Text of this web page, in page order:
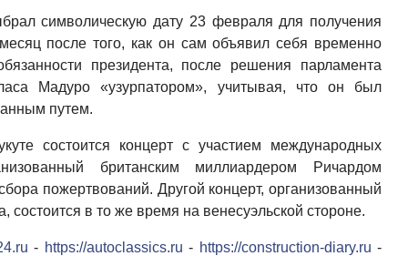
символическую дату 23 февраля для получения
после того, как он сам объявил себя временно
президента, после решения парламента
Мадуро «узурпатором», учитывая, что он был
путем.
состоится концерт с участием международных
британским миллиардером Ричардом
пожертвований. Другой концерт, организованный
состоится в то же время на венесуэльской стороне.
- https://autoclassics.ru - https://construction-diary.ru -